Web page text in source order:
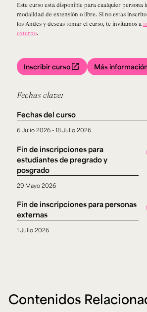
Este curso está disponible para cualquier persona
modalidad de extensión o libre. Si no estás
los Andes y deseas tomar el curso, te invitamos a
externo.
Inscribir curso Más
Fechas clave:
Fechas del curso
6 Julio 2026 - 18 Julio 2026
Fin de inscripciones para
estudiantes de pregrado y
posgrado
29 Mayo 2026
Fin de inscripciones para personas
externas
1 Julio 2026
Contenidos